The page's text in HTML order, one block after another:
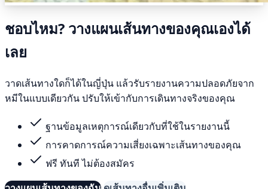
ชอบไหม? วางแผนเส้นทางของคุณเองได้
เลย
วาดเส้นทางใดก็ได้ในญี่ปุ่น แล้วรับรายงานความปลอดภัยจาก
หมีในแบบเดียวกัน ปรับให้เข้ากับการเดินทางจริงของคุณ
ฐานข้อมูลเหตุการณ์เดียวกับที่ใช้ในรายงานนี้
การคาดการณ์ความเสี่ยงเฉพาะเส้นทางของคุณ
ฟรี ทันที ไม่ต้องสมัคร